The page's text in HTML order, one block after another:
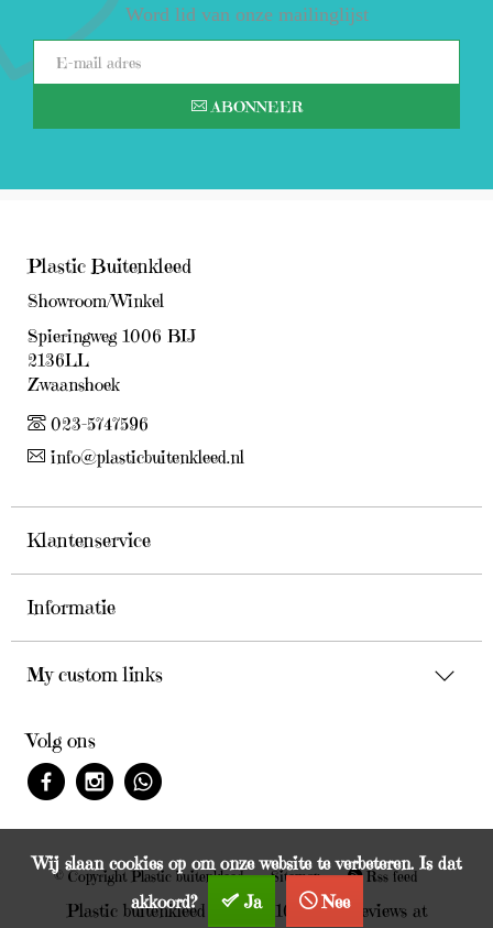
Word lid van onze mailinglijst
ABONNEER
Plastic Buitenkleed
Showroom/Winkel
Spieringweg 1006 BIJ
2136LL
Zwaanshoek
023-5747596
info@plasticbuitenkleed.nl
Klantenservice
Informatie
My custom links
Volg ons
© Copyright Plastic buitenkleed Sitemap Rss feed
Plastic buitenkleed scores: 10 out ofReviews at
Wij slaan cookies op om onze website te verbeteren. Is dat
akkoord?
Ja Nee